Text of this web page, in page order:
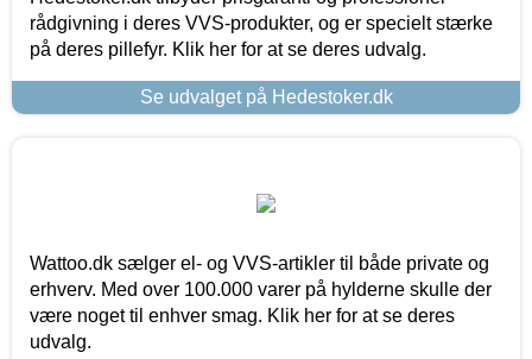
rådgivning i deres VVS-produkter, og er specielt stærke
på deres pillefyr. Klik her for at se deres udvalg.
Se udvalget på Hedestoker.dk
Wattoo.dk sælger el- og VVS-artikler til både private og
erhverv. Med over 100.000 varer på hylderne skulle der
være noget til enhver smag. Klik her for at se deres
udvalg.